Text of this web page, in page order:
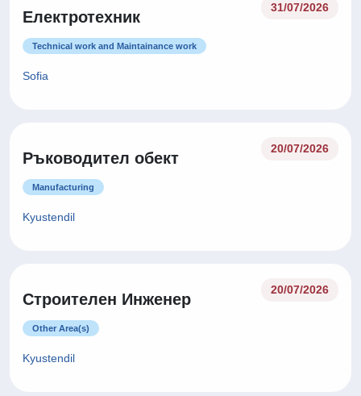
Електротехник
31/07/2026
Technical work and Maintainance work
Sofia
Ръководител обект
20/07/2026
Manufacturing
Kyustendil
Строителен Инженер
20/07/2026
Other Area(s)
Kyustendil